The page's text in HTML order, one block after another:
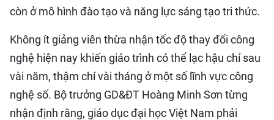
còn ở mô hình đào tạo và năng lực sáng tạo tri thức.
Không ít giảng viên thừa nhận tốc độ thay đổi công
nghệ hiện nay khiến giáo trình có thể lạc hậu chỉ sau
vài năm, thậm chí vài tháng ở một số lĩnh vực công
nghệ số. Bộ trưởng GD&ĐT Hoàng Minh Sơn từng
nhận định rằng, giáo dục đại học Việt Nam phải